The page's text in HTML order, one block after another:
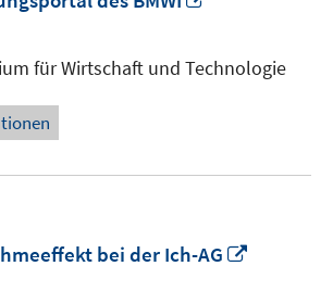
öffnen
für Wirtschaft und Technologie
bei der Ich-AG